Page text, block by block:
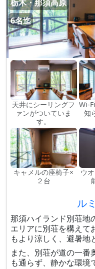
栃木・那須高原
6名迄
天井にシーリングフ
ァンがついていま
す。
Wi-
知
キャメルの座椅子×
２台
ウ
ル
那須ハイランド別荘地
エリアに別荘を構えて
もより涼しく、避暑地
また、別荘が道の一
も通らず、静かな環境